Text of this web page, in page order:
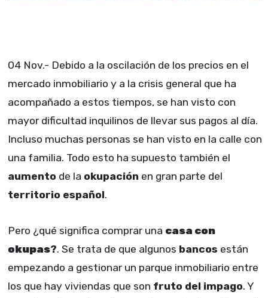
04 Nov.- Debido a la oscilación de los precios en el
mercado inmobiliario y a la crisis general que ha
acompañado a estos tiempos, se han visto con
mayor dificultad inquilinos de llevar sus pagos al día.
Incluso muchas personas se han visto en la calle con
una familia. Todo esto ha supuesto también el
aumento de la okupación en gran parte del
territorio español.
Pero ¿qué significa comprar una casa con
okupas?. Se trata de que algunos bancos están
empezando a gestionar un parque inmobiliario entre
los que hay viviendas que son fruto del impago. Y